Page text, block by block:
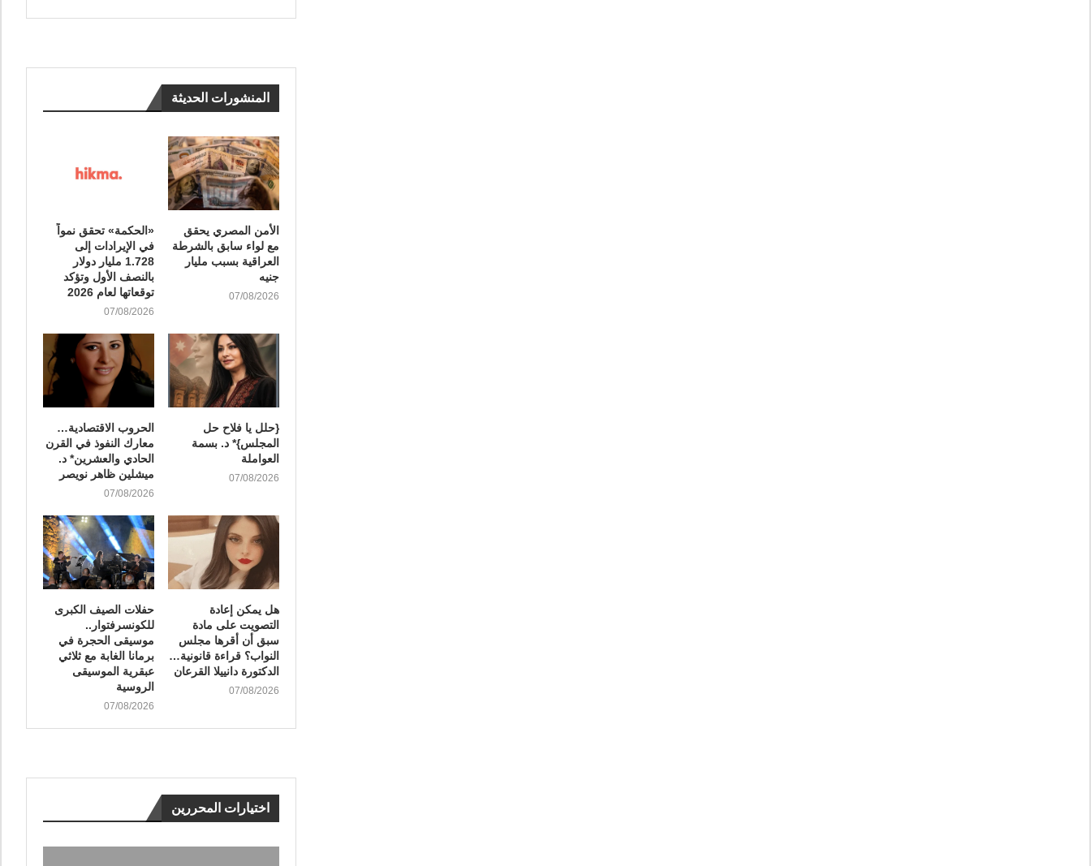
المنشورات الحديثة
الأمن المصري يحقق
مع لواء سابق بالشرطة
العراقية بسبب مليار
جنيه
07/08/2026
«الحكمة» تحقق نمواً
في الإيرادات إلى
1.728 مليار دولار
بالنصف الأول وتؤكد
توقعاتها لعام 2026
07/08/2026
{حلل يا فلاح حل
المجلس}* د. بسمة
العواملة
07/08/2026
الحروب الاقتصادية…
معارك النفوذ في القرن
الحادي والعشرين* د.
ميشلين ظاهر نويصر
07/08/2026
هل يمكن إعادة
التصويت على مادة
سبق أن أقرها مجلس
النواب؟ قراءة قانونية…
الدكتورة دانييلا القرعان
07/08/2026
​حفلات الصيف الكبرى
للكونسرفتوار..
موسيقى الحجرة في
برمانا الغابة مع ثلاثي
عبقرية الموسيقى
الروسية
07/08/2026
اختيارات المحررين